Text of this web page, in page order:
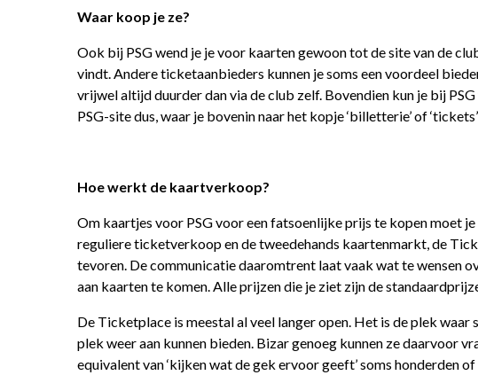
Waar koop je ze?
Ook bij PSG wend je je voor kaarten gewoon tot de site van de
vindt. Andere ticketaanbieders kunnen je soms een voordeel
vrijwel altijd duurder dan via de club zelf. Bovendien kun je bij
PSG-site dus, waar je bovenin naar het kopje ‘billetterie’ of
Hoe werkt de kaartverkoop?
Om kaartjes voor PSG voor een fatsoenlijke prijs te kopen moet
reguliere ticketverkoop en de tweedehands kaartenmarkt, de
tevoren. De communicatie daaromtrent laat vaak wat te wensen
aan kaarten te komen. Alle prijzen die je ziet zijn de
De Ticketplace is meestal al veel langer open. Het is de plek
plek weer aan kunnen bieden. Bizar genoeg kunnen ze daarvoor
equivalent van ‘kijken wat de gek ervoor geeft’ soms honderden